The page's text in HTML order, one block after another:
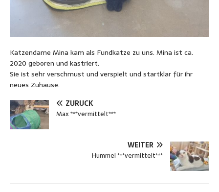
Katzendame Mina kam als Fundkatze zu uns. Mina ist ca.
2020 geboren und kastriert.
Sie ist sehr verschmust und verspielt und startklar für ihr
neues Zuhause.
ZURÜCK
Max ***vermittelt***
WEITER
Hummel ***vermittelt***